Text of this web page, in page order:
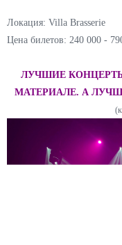
Локация: Villa Brasserie
Цена билетов: 240 000 -
ЛУЧШИЕ
МАТЕРИАЛЕ. А